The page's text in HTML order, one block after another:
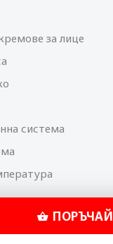
ПОРЪЧАЙ
за лице
система